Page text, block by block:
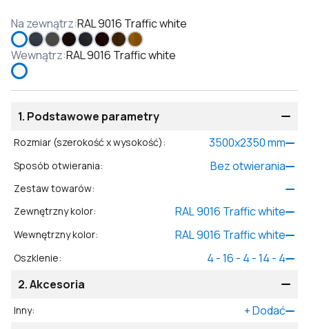
Na zewnątrz:RAL 9016 Traffic white
Wewnątrz:RAL 9016 Traffic white
1. Podstawowe parametry
Rozmiar (szerokość x wysokość): 3500x2350mm
Sposób otwierania: Bez otwierania
Zestaw towarów:
Zewnętrzny kolor: RAL 9016 Traffic white
Wewnętrzny kolor: RAL 9016 Traffic white
Oszklenie:
4 - 16 - 4 - 14 - 4
2.Akcesoria
Inny: +Dodać